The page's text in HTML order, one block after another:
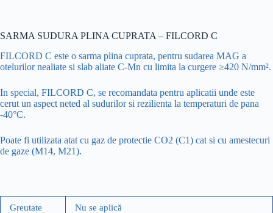
SARMA SUDURA PLINA CUPRATA – FILCORD C
FILCORD C este o sarma plina cuprata, pentru sudarea MAG a
otelurilor nealiate si slab aliate C-Mn cu limita la curgere ≥420 N/mm².
In special, FILCORD C, se recomandata pentru aplicatii unde este
cerut un aspect neted al sudurilor si rezilienta la temperaturi de pana
-40°C.
Poate fi utilizata atat cu gaz de protectie CO2 (C1) cat si cu amestecuri
de gaze (M14, M21).
Greutate Nu se aplică